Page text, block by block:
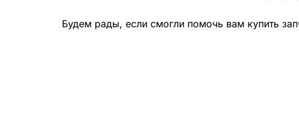
Будем рады, если смогли помочь вам купить